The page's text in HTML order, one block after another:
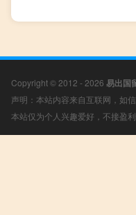
Copyright © 2012 - 2026 易出国
声明：本站内容来自互联网，如
本站仅为个人兴趣爱好，不接盈